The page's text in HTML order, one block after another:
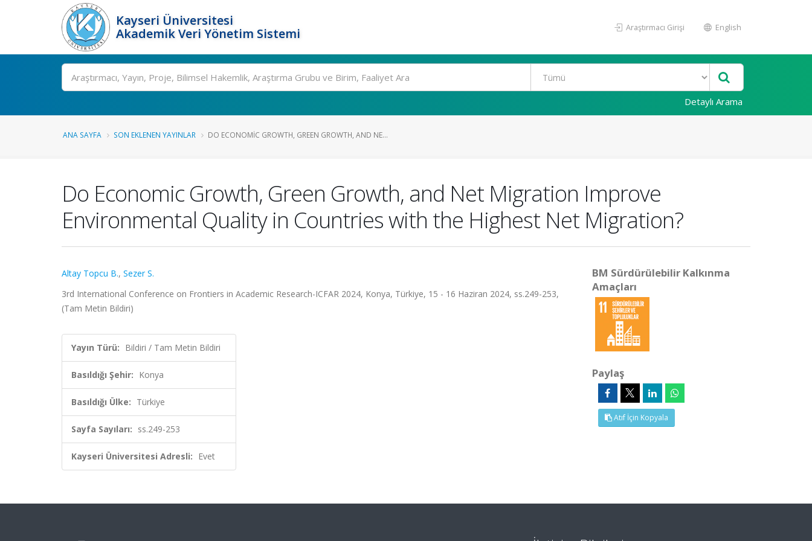
Kayseri Üniversitesi
Akademik Veri Yönetim Sistemi
Araştırmacı Girişi English
Ara
Detaylı Arama
ANA SAYFA SON EKLENEN YAYINLAR DO ECONOMIC GROWTH, GREEN GROWTH, AND NE...
Do Economic Growth, Green Growth, and Net Migration Improve
Environmental Quality in Countries with the Highest Net Migration?
Altay Topcu B., Sezer S.
3rd International Conference on Frontiers in Academic Research-ICFAR 2024, Konya, Türkiye, 15 - 16 Haziran 2024, ss.249-253,
(Tam Metin Bildiri)
Yayın Türü: Bildiri / Tam Metin Bildiri
Basıldığı Şehir: Konya
Basıldığı Ülke: Türkiye
Sayfa Sayıları: ss.249-253
Kayseri Üniversitesi Adresli: Evet
BM Sürdürülebilir Kalkınma
Amaçları
Paylaş
Atıf İçin Kopyala